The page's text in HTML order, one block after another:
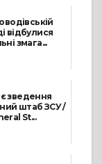
відбулися
змага...
зведення
штаб ЗСУ /
St...